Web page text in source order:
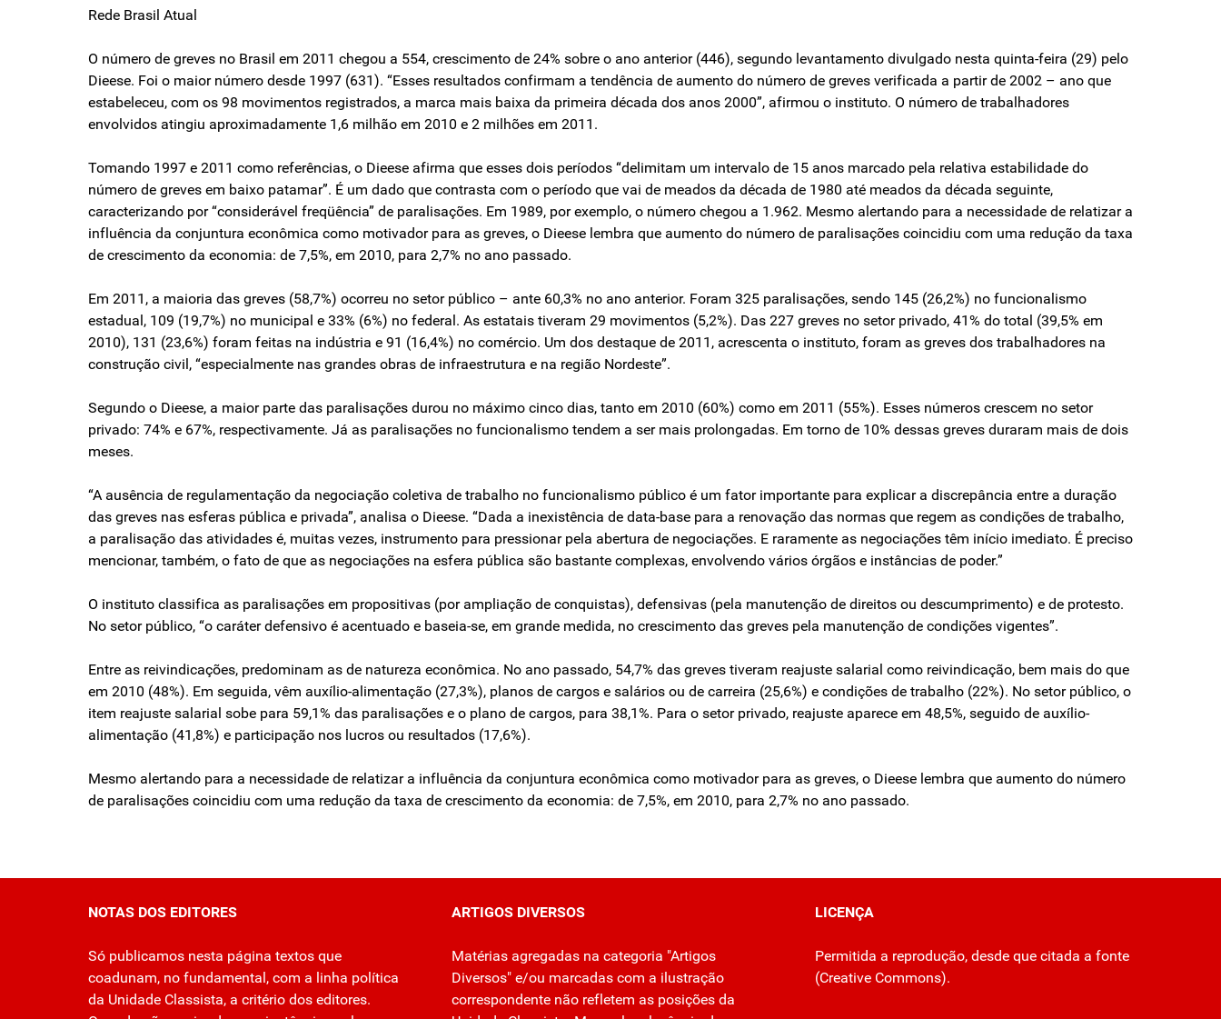
Rede Brasil Atual
O número de greves no Brasil em 2011 chegou a 554, crescimento de 24% sobre o ano anterior (446), segundo levantamento divulgado nesta quinta-feira (29) pelo
Dieese. Foi o maior número desde 1997 (631). “Esses resultados confirmam a tendência de aumento do número de greves verificada a partir de 2002 – ano que
estabeleceu, com os 98 movimentos registrados, a marca mais baixa da primeira década dos anos 2000”, afirmou o instituto. O número de trabalhadores
envolvidos atingiu aproximadamente 1,6 milhão em 2010 e 2 milhões em 2011.
Tomando 1997 e 2011 como referências, o Dieese afirma que esses dois períodos “delimitam um intervalo de 15 anos marcado pela relativa estabilidade do
número de greves em baixo patamar”. É um dado que contrasta com o período que vai de meados da década de 1980 até meados da década seguinte,
caracterizando por “considerável freqüência” de paralisações. Em 1989, por exemplo, o número chegou a 1.962. Mesmo alertando para a necessidade de relatizar a
influência da conjuntura econômica como motivador para as greves, o Dieese lembra que aumento do número de paralisações coincidiu com uma redução da taxa
de crescimento da economia: de 7,5%, em 2010, para 2,7% no ano passado.
Em 2011, a maioria das greves (58,7%) ocorreu no setor público – ante 60,3% no ano anterior. Foram 325 paralisações, sendo 145 (26,2%) no funcionalismo
estadual, 109 (19,7%) no municipal e 33% (6%) no federal. As estatais tiveram 29 movimentos (5,2%). Das 227 greves no setor privado, 41% do total (39,5% em
2010), 131 (23,6%) foram feitas na indústria e 91 (16,4%) no comércio. Um dos destaque de 2011, acrescenta o instituto, foram as greves dos trabalhadores na
construção civil, “especialmente nas grandes obras de infraestrutura e na região Nordeste”.
Segundo o Dieese, a maior parte das paralisações durou no máximo cinco dias, tanto em 2010 (60%) como em 2011 (55%). Esses números crescem no setor
privado: 74% e 67%, respectivamente. Já as paralisações no funcionalismo tendem a ser mais prolongadas. Em torno de 10% dessas greves duraram mais de dois
meses.
“A ausência de regulamentação da negociação coletiva de trabalho no funcionalismo público é um fator importante para explicar a discrepância entre a duração
das greves nas esferas pública e privada”, analisa o Dieese. “Dada a inexistência de data-base para a renovação das normas que regem as condições de trabalho,
a paralisação das atividades é, muitas vezes, instrumento para pressionar pela abertura de negociações. E raramente as negociações têm início imediato. É preciso
mencionar, também, o fato de que as negociações na esfera pública são bastante complexas, envolvendo vários órgãos e instâncias de poder.”
O instituto classifica as paralisações em propositivas (por ampliação de conquistas), defensivas (pela manutenção de direitos ou descumprimento) e de protesto.
No setor público, “o caráter defensivo é acentuado e baseia-se, em grande medida, no crescimento das greves pela manutenção de condições vigentes”.
Entre as reivindicações, predominam as de natureza econômica. No ano passado, 54,7% das greves tiveram reajuste salarial como reivindicação, bem mais do que
em 2010 (48%). Em seguida, vêm auxílio-alimentação (27,3%), planos de cargos e salários ou de carreira (25,6%) e condições de trabalho (22%). No setor público, o
item reajuste salarial sobe para 59,1% das paralisações e o plano de cargos, para 38,1%. Para o setor privado, reajuste aparece em 48,5%, seguido de auxílio-
alimentação (41,8%) e participação nos lucros ou resultados (17,6%).
Mesmo alertando para a necessidade de relatizar a influência da conjuntura econômica como motivador para as greves, o Dieese lembra que aumento do número
de paralisações coincidiu com uma redução da taxa de crescimento da economia: de 7,5%, em 2010, para 2,7% no ano passado.
NOTAS DOS EDITORES
Só publicamos nesta página textos que
coadunam, no fundamental, com a linha política
da Unidade Classista, a critério dos editores.
ARTIGOS DIVERSOS
Matérias agregadas na categoria "Artigos
Diversos" e/ou marcadas com a ilustração
correspondente não refletem as posições da
LICENÇA
Permitida a reprodução, desde que citada a fonte
(Creative Commons).